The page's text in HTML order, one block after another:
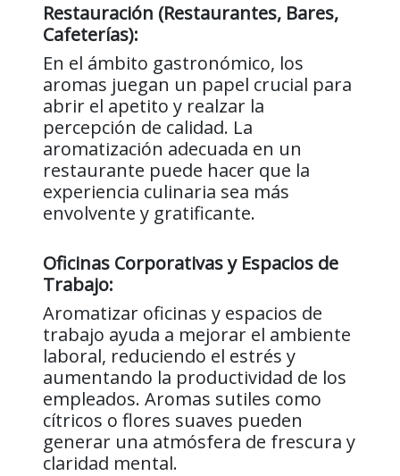
Restauración (Restaurantes, Bares,
Cafeterías):
En el ámbito gastronómico, los
aromas juegan un papel crucial para
abrir el apetito y realzar la
percepción de calidad. La
aromatización adecuada en un
restaurante puede hacer que la
experiencia culinaria sea más
envolvente y gratificante.
Oficinas Corporativas y Espacios de
Trabajo:
Aromatizar oficinas y espacios de
trabajo ayuda a mejorar el ambiente
laboral, reduciendo el estrés y
aumentando la productividad de los
empleados. Aromas sutiles como
cítricos o flores suaves pueden
generar una atmósfera de frescura y
claridad mental.